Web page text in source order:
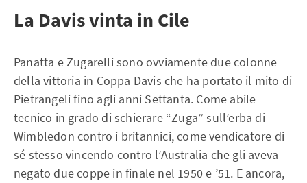
La Davis vinta in Cile
Panatta e Zugarelli sono ovviamente due colonne
della vittoria in Coppa Davis che ha portato il mito di
Pietrangeli fino agli anni Settanta. Come abile
tecnico in grado di schierare “Zuga” sull’erba di
Wimbledon contro i britannici, come vendicatore di
sé stesso vincendo contro l’Australia che gli aveva
negato due coppe in finale nel 1950 e ’51. E ancora,